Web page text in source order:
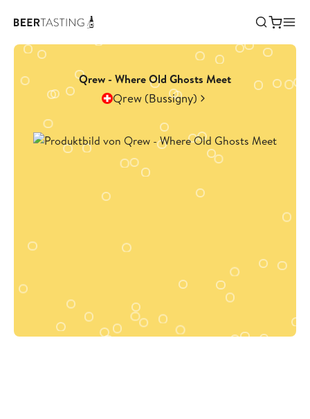
Qrew - Where Old Ghosts Meet
Qrew (Bussigny)